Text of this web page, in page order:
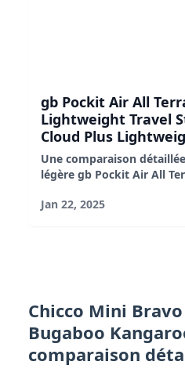
gb Pockit Air All
Lightweight Travel
Cloud Plus
Une comparaison
légère gb Pockit Air All
leurs inconvénients et
Jan 22, 2025
Chicco Mini
Bugaboo
comparaison